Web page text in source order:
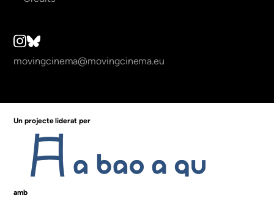
movingcinema@movingcinema.eu
Un projecte liderat per
amb